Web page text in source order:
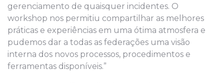
gerenciamento de quaisquer incidentes. O
workshop nos permitiu compartilhar as melhores
práticas e experiências em uma ótima atmosfera e
pudemos dar a todas as federações uma visão
interna dos novos processos, procedimentos e
ferramentas disponíveis.”